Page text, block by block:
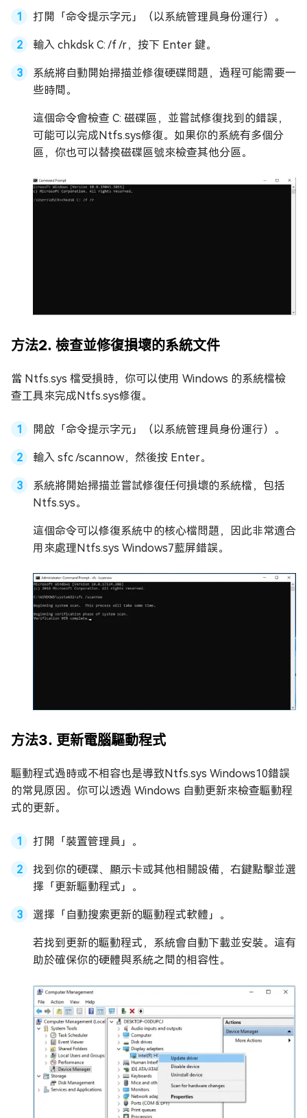
打開「命令提示字元」（以系統管理員身份運行）。
輸入 chkdsk C: /f /r，按下 Enter 鍵。
系統將自動開始掃描並修復硬碟問題，過程可能需要一
些時間。
這個命令會檢查 C: 磁碟區，並嘗試修復找到的錯誤，
可能可以完成Ntfs.sys修復。如果你的系統有多個分
區，你也可以替換磁碟區號來檢查其他分區。
方法2. 檢查並修復損壞的系統文件
當 Ntfs.sys 檔受損時，你可以使用 Windows 的系統檔檢
查工具來完成Ntfs.sys修復。
開啟「命令提示字元」（以系統管理員身份運行）。
輸入 sfc /scannow，然後按 Enter。
系統將開始掃描並嘗試修復任何損壞的系統檔，包括
Ntfs.sys。
這個命令可以修復系統中的核心檔問題，因此非常適合
用來處理Ntfs.sys Windows7藍屏錯誤。
方法3. 更新電腦驅動程式
驅動程式過時或不相容也是導致Ntfs.sys Windows10錯誤
的常見原因。你可以透過 Windows 自動更新來檢查驅動程
式的更新。
打開「裝置管理員」。
找到你的硬碟、顯示卡或其他相關設備，右鍵點擊並選
擇「更新驅動程式」。
選擇「自動搜索更新的驅動程式軟體」。
若找到更新的驅動程式，系統會自動下載並安裝。這有
助於確保你的硬體與系統之間的相容性。